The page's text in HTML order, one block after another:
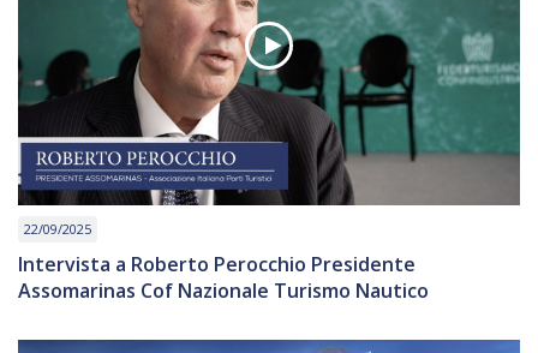
22/09/2025
Intervista a Roberto Perocchio Presidente
Assomarinas Cof Nazionale Turismo Nautico